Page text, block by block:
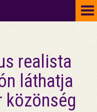
realista
láthatja
közönség